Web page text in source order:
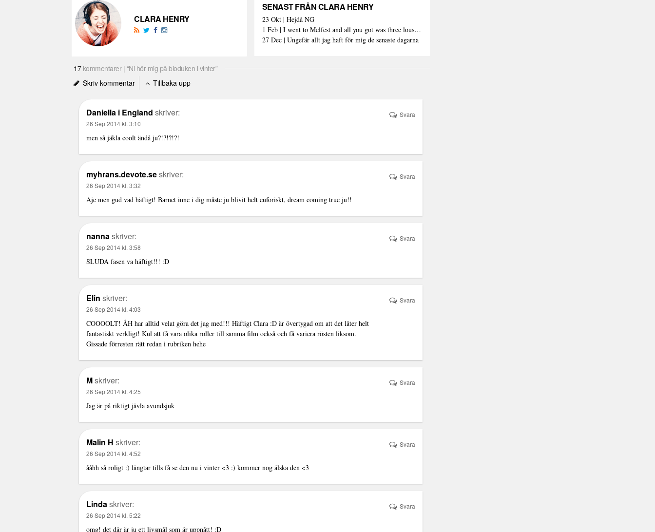
CLARA HENRY
SENAST FRÅN CLARA HENRY
23 Okt | Hejdå NG
1 Feb | I went to Melfest and all you got was three lousy selfies
27 Dec | Ungefär allt jag haft för mig de senaste dagarna
17kommentarer | “Ni hör mig på bioduken i vinter”
Skriv kommentar
Tillbaka upp
Daniella i England skriver:
26 Sep 2014 kl. 3:10
men så jäkla coolt ändå ju?!?!?!?!
Svara
myhrans.devote.seskriver:
26 Sep 2014 kl. 3:32
Aje men gud vad häftigt! Barnet inne i dig måste ju blivit helt euforiskt, dream coming true ju!!
Svara
nannaskriver:
26 Sep 2014 kl. 3:58
SLUDA fasen va häftigt!!! :D
Svara
Elin skriver:
26 Sep 2014 kl. 4:03
COOOOLT! ÅH har alltid velat göra det jag med!!! Häftigt Clara :D är övertygad om att det låter helt
fantastiskt verkligt! Kul att få vara olika roller till samma film också och få variera rösten liksom.
Gissade förresten rätt redan i rubriken hehe
Svara
Mskriver:
26 Sep 2014 kl. 4:25
Jag är på riktigt jävla avundsjuk
Svara
Malin H skriver:
26 Sep 2014 kl. 4:52
ååhh så roligt :) längtar tills få se den nu i vinter <3 :) kommer nog älska den <3
Svara
Lindaskriver:
26 Sep 2014 kl. 5:22
omg! det där är ju ett livsmål som är uppnått! :D
Svara